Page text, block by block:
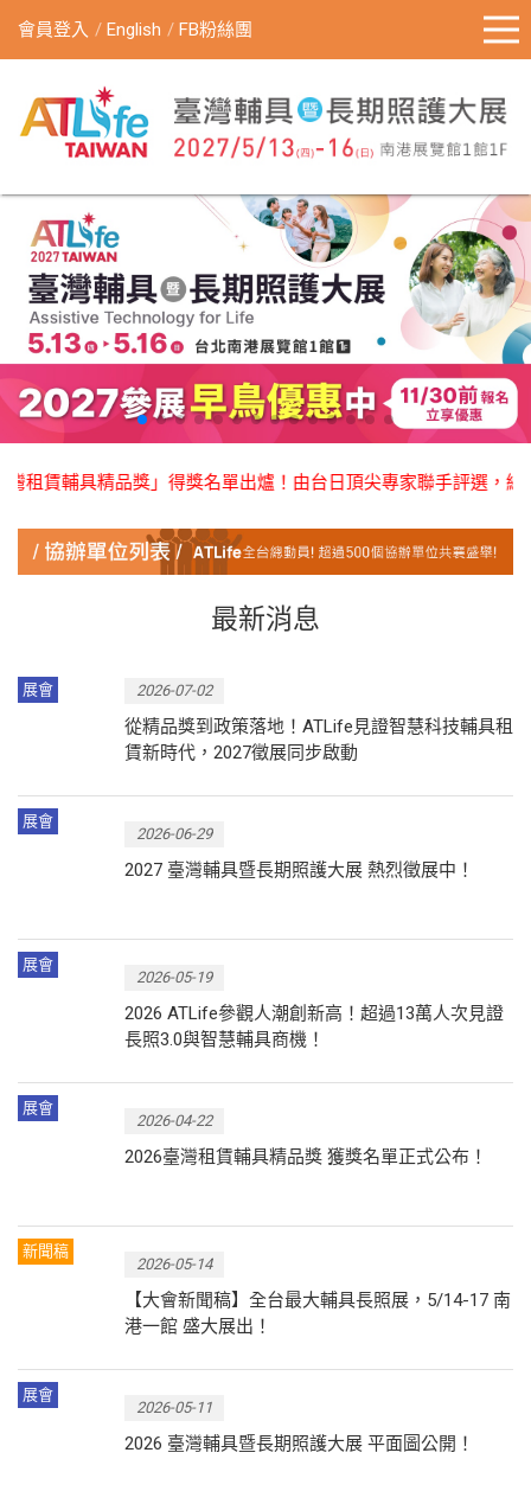
會員登入 English FB粉絲團
輔具精品獎」得獎名單出爐！由台日頂尖專家聯手評選，總計21
最新消息
展會 2026-07-02
從精品獎到政策落地！ATLife見證智慧科技輔具租
賃新時代，2027徵展同步啟動
展會
2026-06-29
2027 臺灣輔具暨長期照護大展 熱烈徵展中！
展會
2026-05-19
2026 ATLife參觀人潮創新高！超過13萬人次見證
長照3.0與智慧輔具商機！
展會
2026-04-22
2026臺灣租賃輔具精品獎 獲獎名單正式公布！
新聞稿
2026-05-14
【大會新聞稿】全台最大輔具長照展，5/14-17 南
港一館 盛大展出！
展會
2026-05-11
2026 臺灣輔具暨長期照護大展 平面圖公開！